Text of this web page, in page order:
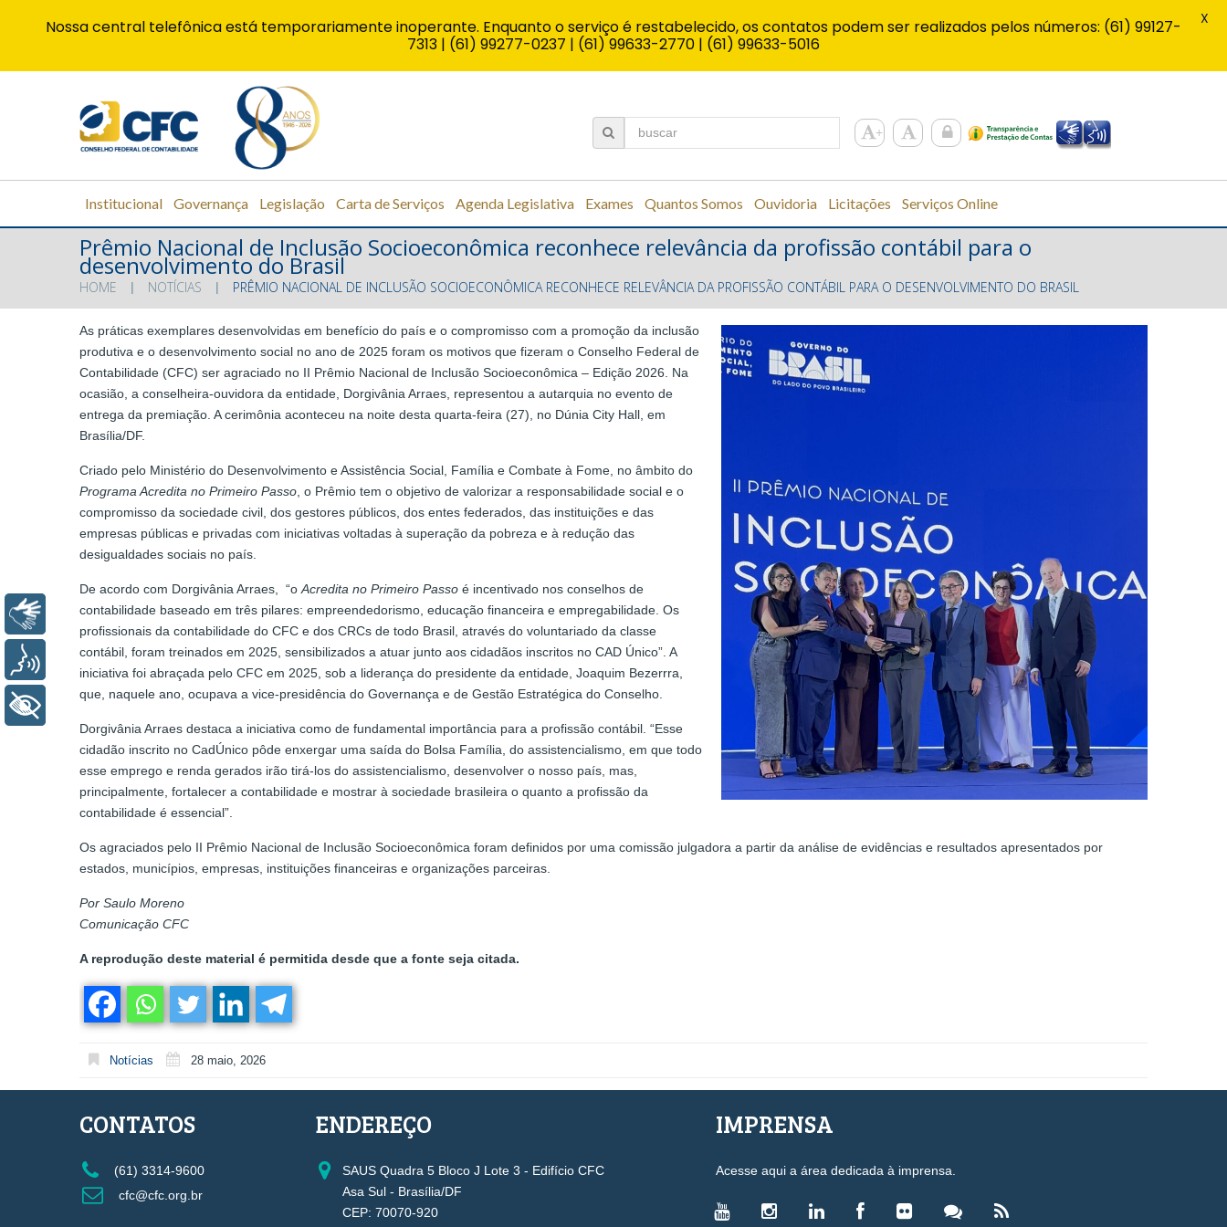
Institucional Governança Legislação Carta de Serviços Agenda Legislativa Exames Quantos Somos Ouvidoria Licitações Serviços Online
Prêmio Nacional de Inclusão Socioeconômica reconhece relevância da profissão contábil para o
desenvolvimento do Brasil
HOME NOTÍCIAS PRÊMIO NACIONAL DE INCLUSÃO SOCIOECONÔMICA RECONHECE RELEVÂNCIA DA PROFISSÃO CONTÁBIL PARA O DESENVOLVIMENTO DO BRASIL
As práticas exemplares desenvolvidas em benefício do país e o compromisso com a promoção da inclusão
produtiva e o desenvolvimento social no ano de 2025 foram os motivos que fizeram o Conselho Federal de
Contabilidade (CFC) ser agraciado no II Prêmio Nacional de Inclusão Socioeconômica – Edição 2026. Na
ocasião, a conselheira-ouvidora da entidade, Dorgivânia Arraes, representou a autarquia no evento de
entrega da premiação. A cerimônia aconteceu na noite desta quarta-feira (27), no Dúnia City Hall, em
Brasília/DF.
Criado pelo Ministério do Desenvolvimento e Assistência Social, Família e Combate à Fome, no âmbito do
Programa Acredita no Primeiro Passo, o Prêmio tem o objetivo de valorizar a responsabilidade social e o
compromisso da sociedade civil, dos gestores públicos, dos entes federados, das instituições e das
empresas públicas e privadas com iniciativas voltadas à superação da pobreza e à redução das
desigualdades sociais no país.
De acordo com Dorgivânia Arraes, “oAcredita no Primeiro Passo é incentivado nos conselhos de
contabilidade baseado em três pilares: empreendedorismo, educação financeira e empregabilidade. Os
profissionais da contabilidade do CFC e dos CRCs de todo Brasil, através do voluntariado da classe
contábil, foram treinados em 2025, sensibilizados a atuar junto aos cidadãos inscritos no CAD Único”. A
iniciativa foi abraçada pelo CFC em 2025, sob a liderança do presidente da entidade, Joaquim Bezerrra,
que, naquele ano, ocupava a vice-presidência do Governança e de Gestão Estratégica do Conselho.
Dorgivânia Arraes destaca a iniciativa como de fundamental importância para a profissão contábil. “Esse
cidadão inscrito no CadÚnico pôde enxergar uma saída do Bolsa Família, do assistencialismo, em que todo
esse emprego e renda gerados irão tirá-los do assistencialismo, desenvolver o nosso país, mas,
principalmente, fortalecer a contabilidade e mostrar à sociedade brasileira o quanto a profissão da
contabilidade é essencial”.
Os agraciados pelo II Prêmio Nacional de Inclusão Socioeconômica foram definidos por uma comissão julgadora a partir da análise de evidências e resultados apresentados por
estados, municípios, empresas, instituições financeiras e organizações parceiras.
Por Saulo Moreno
Comunicação CFC
A reprodução deste material é permitida desde que a fonte seja citada.
Notícias 28 maio, 2026
CONTATOS
(61) 3314-9600
cfc@cfc.org.br
ENDEREÇO
SAUS Quadra 5 Bloco J Lote 3 - Edifício CFC
Asa Sul - Brasília/DF
CEP: 70070-920
IMPRENSA
Acesse aqui a área dedicada à imprensa.
Nossa central telefônica está temporariamente inoperante. Enquanto o serviço é restabelecido, os contatos podem ser realizados pelos números: (61) 99127-
7313 | (61) 99277-0237 | (61) 99633-2770 | (61) 99633-5016
X
Libras
Voz
+ Acessibilidade